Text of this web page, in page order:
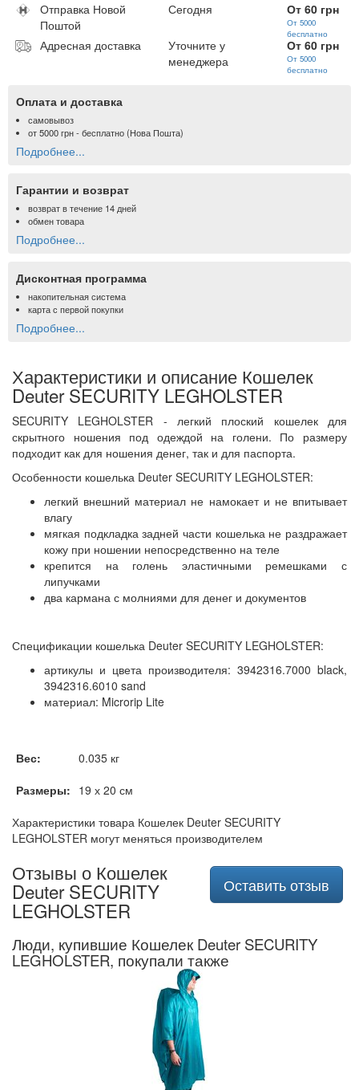
Отправка Новой
Поштой
Сегодня От 60 грн
От 5000
бесплатно
Адресная доставка
Уточните у
менеджера
От 60 грн
От 5000
бесплатно
Оплата и доставка
самовывоз
от5000 грн- бесплатно (Нова Пошта)
Подробнее...
Гарантии и возврат
возврат в течение 14 дней
обмен товара
Подробнее...
Дисконтная программа
накопительная система
карта с первой покупки
Подробнее...
Характеристики и описание Кошелек
Deuter SECURITY LEGHOLSTER
SECURITY LEGHOLSTER - легкий плоский кошелек для
скрытного ношения под одеждой на голени. По размеру
подходит как для ношения денег, так и для паспорта.
Особенности кошелька Deuter SECURITY LEGHOLSTER:
легкий внешний материал не намокает и не впитывает
влагу
мягкая подкладка задней части кошелька не раздражает
кожу при ношении непосредственно на теле
крепится на голень эластичными ремешками с
липучками
два кармана с молниями для денег и документов
Спецификации кошелька Deuter SECURITY LEGHOLSTER:
артикулы и цвета производителя: 3942316.7000 black,
3942316.6010 sand
материал: Microrip Lite
Вес:
0.035 кг
Размеры: 19 х 20 см
Характеристики товара Кошелек Deuter SECURITY
LEGHOLSTER могут меняться производителем
Оставить отзыв
Отзывы о Кошелек
Deuter SECURITY
LEGHOLSTER
Люди, купившие Кошелек Deuter SECURITY
LEGHOLSTER, покупали также